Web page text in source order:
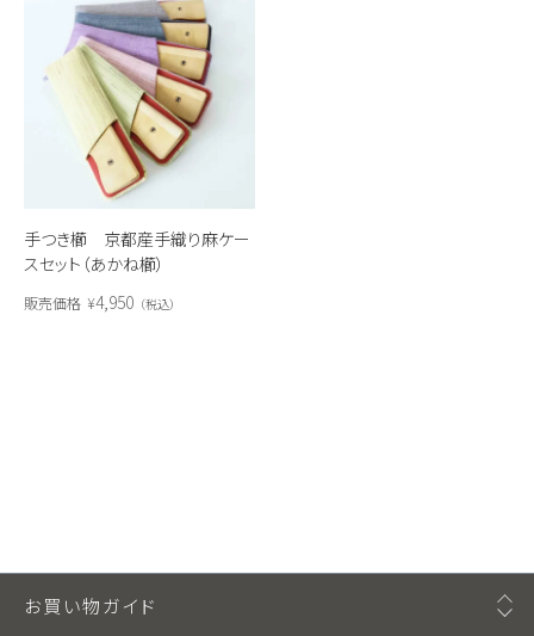
手つき櫛 京都産手織り麻ケー
スセット（あかね櫛）
販売価格 ¥4,950 税込
お買い物ガイド